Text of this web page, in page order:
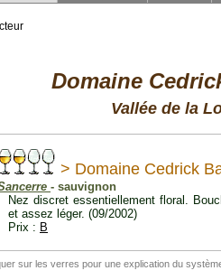
Domaine
Vallée de la
> Domaine Cedrick
- sauvignon
Nez discret essentiellement floral.
et assez léger. (09/2002)
Prix : B
sur les verres pour une explication du